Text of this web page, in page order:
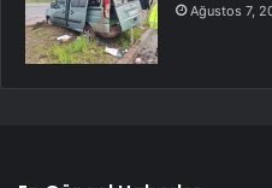
Ağustos 7,